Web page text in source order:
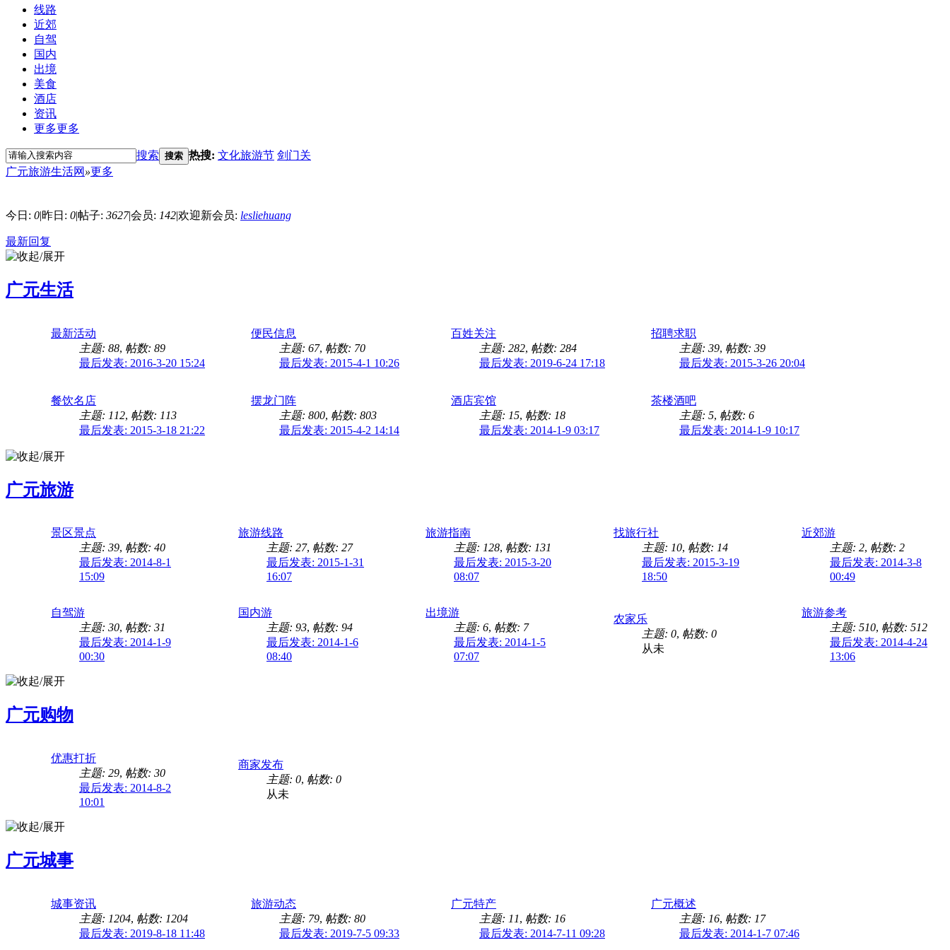
线路
近郊
自驾
国内
出境
美食
酒店
资讯
更多更多
搜索 搜索 热搜: 文化旅游节 剑门关
广元旅游生活网 »更多
今日: 0|昨日: 0|帖子: 3627|会员: 142|欢迎新会员: lesliehuang
最新回复
广元生活
最新活动
主题: 88, 帖数: 89
最后发表: 2016-3-20 15:24
便民信息
主题: 67, 帖数: 70
最后发表: 2015-4-1 10:26
百姓关注
主题: 282, 帖数: 284
最后发表: 2019-6-24 17:18
招聘求职
主题: 39, 帖数: 39
最后发表: 2015-3-26 20:04
餐饮名店
主题: 112, 帖数: 113
最后发表: 2015-3-18 21:22
摆龙门阵
主题: 800, 帖数: 803
最后发表: 2015-4-2 14:14
酒店宾馆
主题: 15, 帖数: 18
最后发表: 2014-1-9 03:17
茶楼酒吧
主题: 5, 帖数: 6
最后发表: 2014-1-9 10:17
广元旅游
景区景点
主题: 39, 帖数: 40
最后发表: 2014-8-1
15:09
旅游线路
主题: 27, 帖数: 27
最后发表: 2015-1-31
16:07
旅游指南
主题: 128, 帖数: 131
最后发表: 2015-3-20
08:07
找旅行社
主题: 10, 帖数: 14
最后发表: 2015-3-19
18:50
近郊游
主题: 2, 帖数: 2
最后发表: 2014-3-8
00:49
自驾游
主题: 30, 帖数: 31
最后发表: 2014-1-9
00:30
国内游
主题: 93, 帖数: 94
最后发表: 2014-1-6
08:40
出境游
主题: 6, 帖数: 7
最后发表: 2014-1-5
07:07
农家乐
主题: 0, 帖数: 0
从未
旅游参考
主题: 510, 帖数: 512
最后发表: 2014-4-24
13:06
广元购物
优惠打折
主题: 29, 帖数: 30
最后发表: 2014-8-2
10:01
商家发布
主题: 0, 帖数: 0
从未
广元城事
城事资讯
主题: 1204, 帖数: 1204
最后发表: 2019-8-18 11:48
旅游动态
主题: 79, 帖数: 80
最后发表: 2019-7-5 09:33
广元特产
主题: 11, 帖数: 16
最后发表: 2014-7-11 09:28
广元概述
主题: 16, 帖数: 17
最后发表: 2014-1-7 07:46